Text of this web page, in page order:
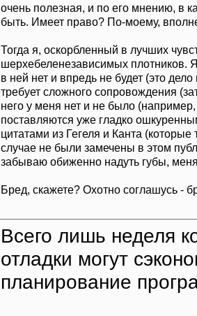
очень полезная, и по его мнению, в
быть. Имеет право? По-моему,
Тогда я, оскорбленный в лучших
шерхебеленезависимых плотников.
в ней нет и впредь не будет (это
требует сложного сопровождения
него у меня нет и не было
поставляются уже гладко
цитатами из Гегеля и Канта
случае не были замечены в этом
забываю обиженно надуть губы,
Бред, скажете? Охотно соглашусь -
Всего лишь неделя
отладки могут
планирование